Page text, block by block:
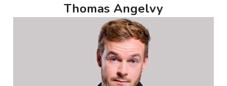
Thomas Angelvy